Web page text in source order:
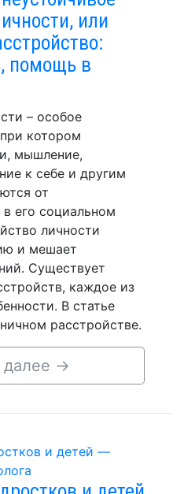
или
помощь в
– особое
котором
мышление,
к себе и другим
от
его социальном
личности
и мешает
Существует
каждое из
В статье
расстройстве.
далее →